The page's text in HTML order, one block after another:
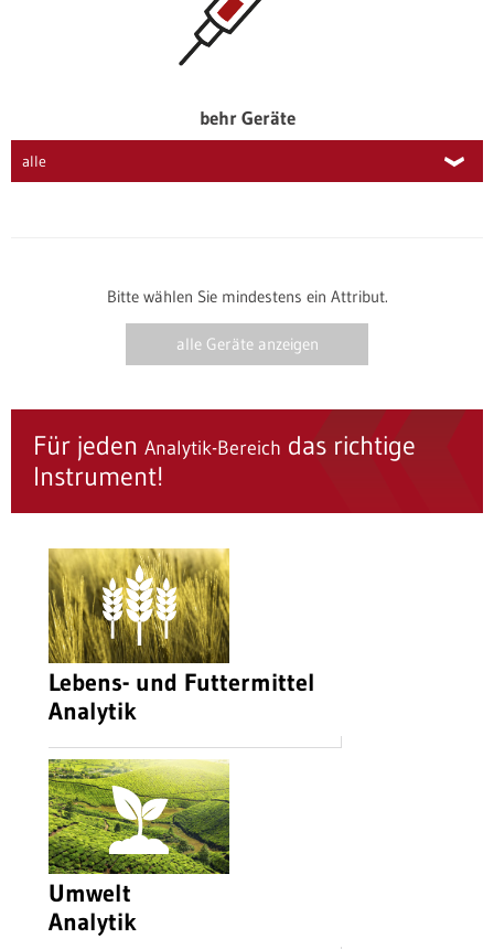
behr Geräte
Bitte wählen Sie mindestens ein Attribut.
alle Geräte anzeigen
Für jeden Analytik-Bereich das richtige
Instrument!
Lebens- und Futtermittel
Analytik
Umwelt
Analytik